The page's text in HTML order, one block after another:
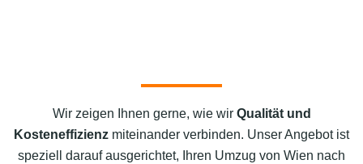
Wir zeigen Ihnen gerne, wie wir Qualität und
Kosteneffizienz miteinander verbinden. Unser Angebot ist
speziell darauf ausgerichtet, Ihren Umzug von Wien nach